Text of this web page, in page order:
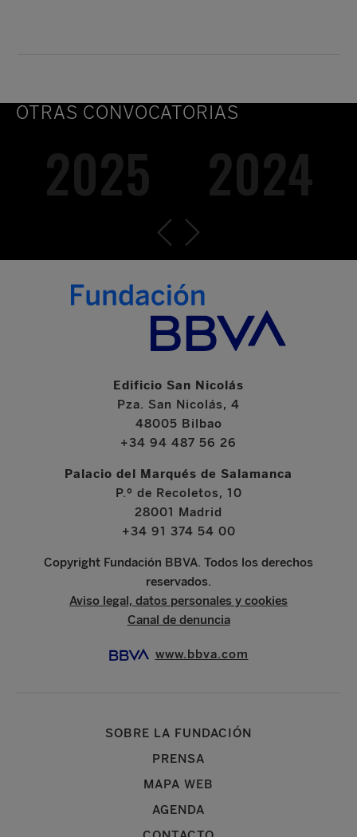
OTRAS CONVOCATORIAS
2025 2024
Edificio San Nicolás
Pza. San Nicolás, 4
48005 Bilbao
+34 94 487 56 26
Palacio del Marqués de Salamanca
P.º de Recoletos, 10
28001 Madrid
+34 91 374 54 00
Copyright Fundación BBVA. Todos los derechos
reservados.
Aviso legal, datos personales y cookies
Canal de denuncia
www.bbva.com
SOBRE LA FUNDACIÓN
PRENSA
MAPA WEB
AGENDA